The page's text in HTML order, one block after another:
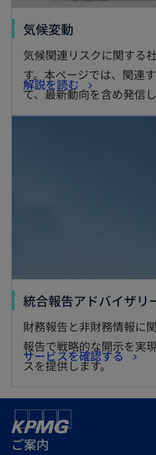
気候変動
し
い
タ
気候関連リスクに関する
す。本ページでは、関連
て、最新動向を含め発信し
解説を読む
新
し
統合報告アドバイザリ
財務報告と非財務情報に
報告で戦略的な開示を実
スを提供します。
サービスを確認する
新
ご案内